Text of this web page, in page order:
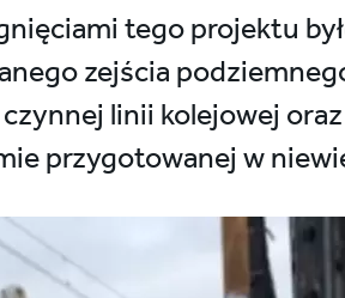
tego projektu
zejścia
linii kolejowej
przygotowanej w